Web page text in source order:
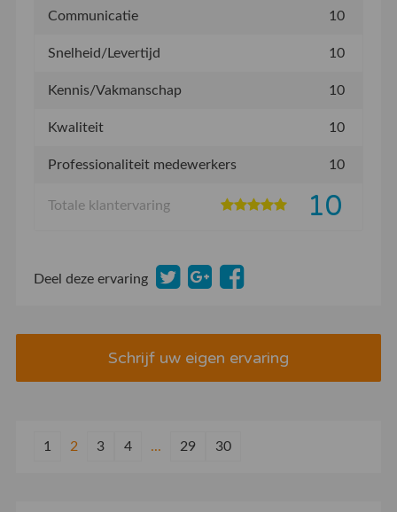
Communicatie 10
Snelheid/Levertijd 10
Kennis/Vakmanschap 10
Kwaliteit 10
Professionaliteit medewerkers 10
Totale klantervaring 10
Deel deze ervaring
Schrijf uw eigen ervaring
1 2 3 4 ... 29 30